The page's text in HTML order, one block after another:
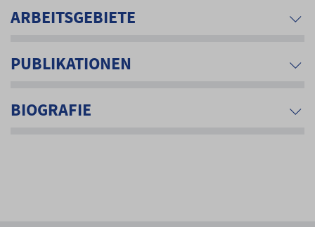
ARBEITSGEBIETE
PUBLIKATIONEN
BIOGRAFIE